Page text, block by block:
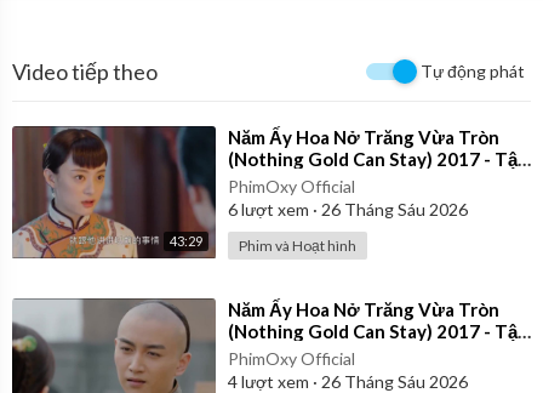
Video tiếp theo Tự động phát
43:29
⁣Năm Ấy Hoa Nở Trăng Vừa Tròn
(Nothing Gold Can Stay) 2017 - Tập
28 | Thuyết Minh
PhimOxy Official
6lượt xem · 26 Tháng Sáu 2026
Phim và Hoạt hình
⁣Năm Ấy Hoa Nở Trăng Vừa Tròn
(Nothing Gold Can Stay) 2017 - Tập
37 | Thuyết Minh
PhimOxy Official
4lượt xem · 26 Tháng Sáu 2026